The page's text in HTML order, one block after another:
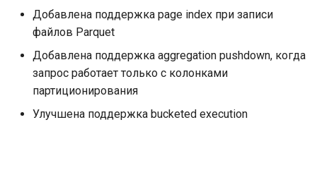
Добавлена поддержка page index при записи
файлов Parquet
Добавлена поддержка aggregation pushdown, когда
запрос работает только с колонками
партиционирования
Улучшена поддержка bucketed execution